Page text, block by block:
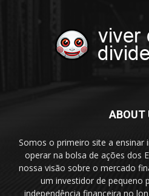
ABOUT
Somos o primeiro site a ensinar
operar na bolsa de ações dos
nossa visão sobre o mercado
um investidor de pequeno
independência financeira no